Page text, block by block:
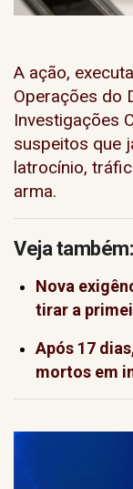
A ação,
Operações do
Investigações
suspeitos que
latrocínio,
arma.
Veja também:
Nova
tirar a
Após 17
mortos em